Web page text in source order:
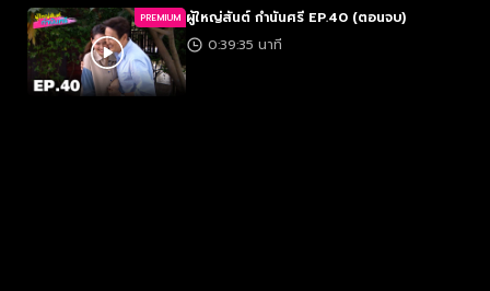
PREMIUM ผู้ใหญ่สันต์ กำนันศรี EP.40 (ตอนจบ)
0:39:35 นาที